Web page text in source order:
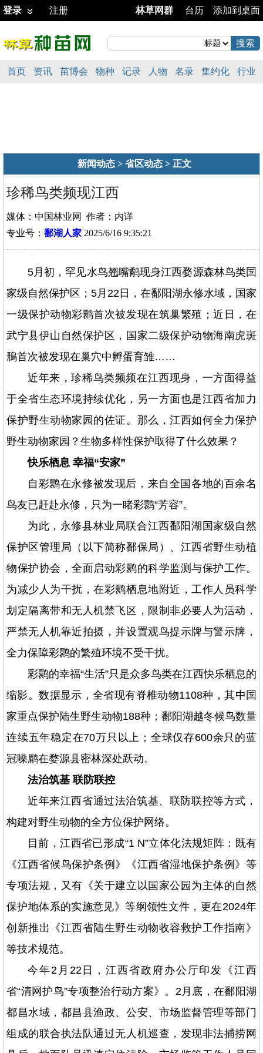
登录 注册 林草网群 台历 添加到桌面
首页 资讯 苗博会 物种 记录 人物 名录 集约化 行业
新闻动态 > 省区动态 > 正文
珍稀鸟类频现江西
媒体：中国林业网 作者：内详
专业号： 鄱湖人家 2025/6/16 9:35:21
5月初，罕见水鸟翘嘴鹬现身江西婺源森林鸟类国
家级自然保护区；5月22日，在鄱阳湖永修水域，国家
一级保护动物彩鹮首次被发现在筑巢繁殖；近日，在
武宁县伊山自然保护区，国家二级保护动物海南虎斑
鳽首次被发现在巢穴中孵蛋育雏……
近年来，珍稀鸟类频频在江西现身，一方面得益
于全省生态环境持续优化，另一方面也是江西省加力
保护野生动物家园的佐证。那么，江西如何全力保护
野生动物家园？生物多样性保护取得了什么效果？
快乐栖息 幸福“安家”
自彩鹮在永修被发现后，来自全国各地的百余名
鸟友已赶赴永修，只为一睹彩鹮“芳容”。
为此，永修县林业局联合江西鄱阳湖国家级自然
保护区管理局（以下简称鄱保局）、江西省野生动植
物保护协会，全面启动彩鹮的科学监测与保护工作。
为减少人为干扰，在彩鹮栖息地附近，工作人员科学
划定隔离带和无人机禁飞区，限制非必要人为活动，
严禁无人机靠近拍摄，并设置观鸟提示牌与警示牌，
全力保障彩鹮的繁殖环境不受干扰。
彩鹮的幸福“生活”只是众多鸟类在江西快乐栖息的
缩影。数据显示，全省现有脊椎动物1108种，其中国
家重点保护陆生野生动物188种；鄱阳湖越冬候鸟数量
连续五年稳定在70万只以上；全球仅存600余只的蓝
冠噪鹛在婺源县密林深处跃动。
法治筑基 联防联控
近年来江西省通过法治筑基、联防联控等方式，
构建对野生动物的全方位保护网络。
目前，江西省已形成“1 N”立体化法规矩阵：既有
《江西省候鸟保护条例》《江西省湿地保护条例》等
专项法规，又有《关于建立以国家公园为主体的自然
保护地体系的实施意见》等纲领性文件，更在2024年
创新推出《江西省陆生野生动物收容救护工作指南》
等技术规范。
今年2月22日，江西省政府办公厅印发《江西
省“清网护鸟”专项整治行动方案》。2月底，在鄱阳湖
都昌水域，都昌县渔政、公安、市场监督管理等部门
组成的联合执法队通过无人机巡查，发现非法捕捞网